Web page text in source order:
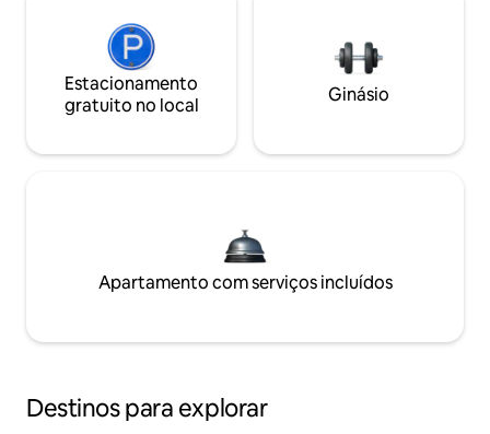
Estacionamento
gratuito no local
Ginásio
Apartamento com serviços incluídos
Destinos para explorar